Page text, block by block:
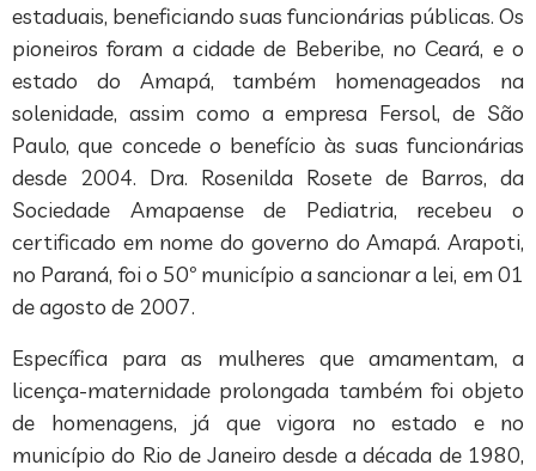
estaduais, beneficiando suas funcionárias públicas. Os
pioneiros foram a cidade de Beberibe, no Ceará, e o
estado do Amapá, também homenageados na
solenidade, assim como a empresa Fersol, de São
Paulo, que concede o benefício às suas funcionárias
desde 2004. Dra. Rosenilda Rosete de Barros, da
Sociedade Amapaense de Pediatria, recebeu o
certificado em nome do governo do Amapá. Arapoti,
no Paraná, foi o 50º município a sancionar a lei, em 01
de agosto de 2007.
Específica para as mulheres que amamentam, a
licença-maternidade prolongada também foi objeto
de homenagens, já que vigora no estado e no
município do Rio de Janeiro desde a década de 1980,